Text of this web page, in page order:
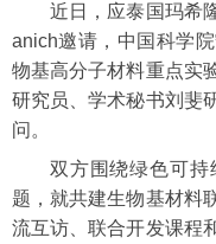
近日，应泰国玛希
anich邀请，中国科学
物基高分子材料重点实
研究员、学术秘书刘斐
问。
双方围绕绿色可持
题，就共建生物基材料
流互访、联合开发课程